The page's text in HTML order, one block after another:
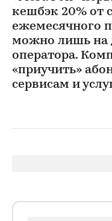
кешбэк 20% от
ежемесячного
можно лишь на
оператора.
«приучить»
сервисам и